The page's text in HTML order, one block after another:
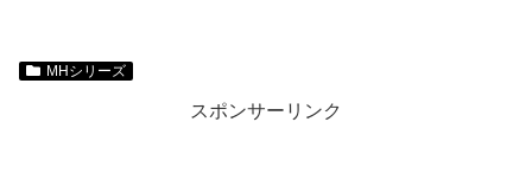
MHシリーズ
スポンサーリンク